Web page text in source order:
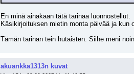
En minä ainakaan tätä tarinaa luonnostellut.
Käsikirjoituksen mietin monta päivää ja
Tämän tarinan tein hutaisten. Siihe meni
akuankka1313n kuvat